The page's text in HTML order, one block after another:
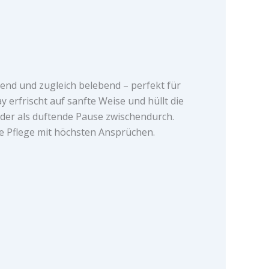
und zugleich belebend – perfekt für
erfrischt auf sanfte Weise und hüllt die
als duftende Pause zwischendurch.
mit höchsten Ansprüchen.